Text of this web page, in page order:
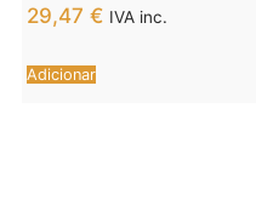
VIBRANTE 10 MODOS
– ROSA E BRANCO
29,47 € IVA inc.
Adicionar